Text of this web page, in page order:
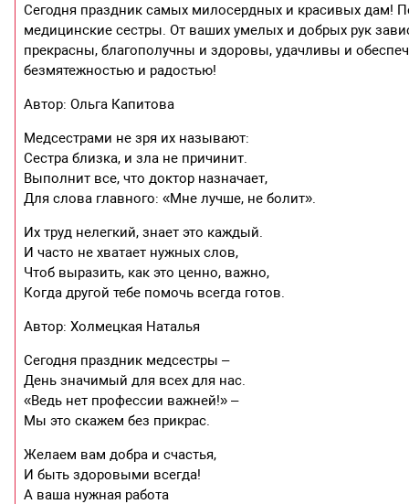
Сегодня праздник самых милосердных и красивых
медицинские сестры. От ваших умелых и добрых рук
прекрасны, благополучны и здоровы, удачливы и
безмятежностью и радостью!
Автор: Ольга Капитова
Медсестрами не зря их называют:
Сестра близка, и зла не причинит.
Выполнит все, что доктор назначает,
Для слова главного: «Мне лучше, не болит».
Их труд нелегкий, знает это каждый.
И часто не хватает нужных слов,
Чтоб выразить, как это ценно, важно,
Когда другой тебе помочь всегда готов.
Автор: Холмецкая Наталья
Сегодня праздник медсестры –
День значимый для всех для нас.
«Ведь нет профессии важней!» –
Мы это скажем без прикрас.
Желаем вам добра и счастья,
И быть здоровыми всегда!
А ваша нужная работа